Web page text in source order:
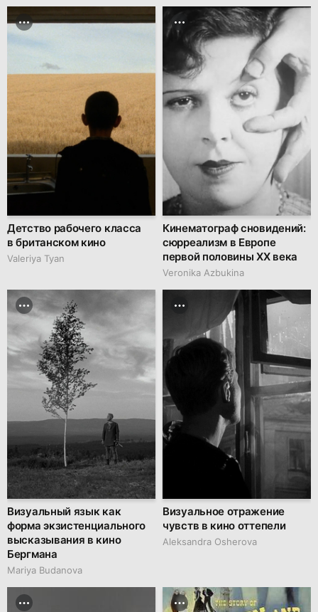
Детство рабочего класса
в британском кино
Valeriya Tyan
Кинематограф сновидений:
сюрреализм в Европе
первой половины XX века
Veronika Azbukina
Визуальный язык как
форма экзистенциального
высказывания в кино
Бергмана
Mariya Budanova
Визуальное отражение
чувств в кино оттепели
Aleksandra Osherova